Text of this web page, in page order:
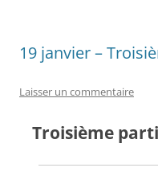
19 janvier –
Laisser un commentaire
Troisième